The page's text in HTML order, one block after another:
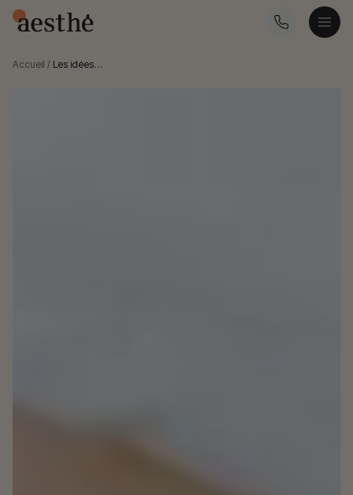
Accueil / Les idées…